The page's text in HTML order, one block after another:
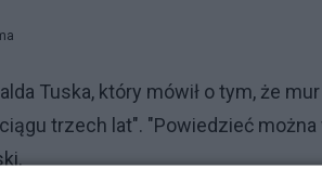
Tuska, który mówił o tym, że
trzech lat". "Powiedzieć